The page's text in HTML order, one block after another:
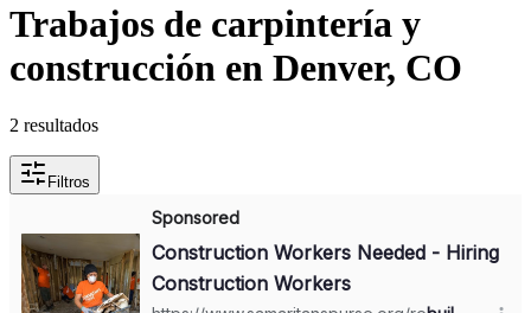
Trabajos de carpintería y
construcción en Denver, CO
2 resultados
Filtros